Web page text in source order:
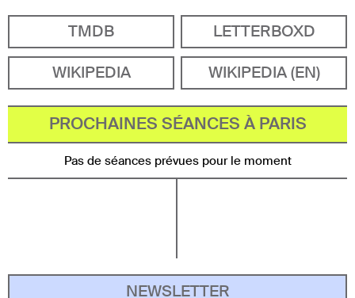
TMDB
LETTERBOXD
WIKIPEDIA
WIKIPEDIA (EN)
PROCHAINES SÉANCES À PARIS
Pas de séances prévues pour le moment
NEWSLETTER